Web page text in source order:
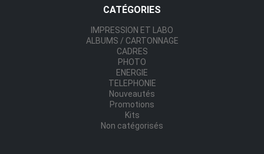
CATÉGORIES
IMPRESSION ET LABO
ALBUMS / CARTONNAGE
CADRES
PHOTO
ENERGIE
TELEPHONIE
Nouveautés
Promotions
Kits
Non catégorisés